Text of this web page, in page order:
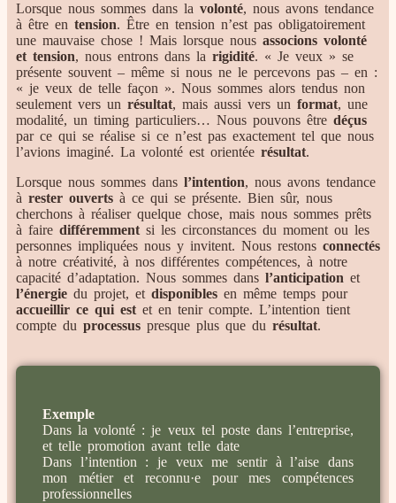
Lorsque nous sommes dans la volonté, nous avons tendance
à être en tension. Être en tension n’est pas obligatoirement
une mauvaise chose ! Mais lorsque nous associons volonté
et tension, nous entrons dans la rigidité. « Je veux » se
présente souvent – même si nous ne le percevons pas – en :
« je veux de telle façon ». Nous sommes alors tendus non
seulement vers un résultat, mais aussi vers un format, une
modalité, un timing particuliers… Nous pouvons être déçus
par ce qui se réalise si ce n’est pas exactement tel que nous
l’avions imaginé. La volonté est orientée résultat.
Lorsque nous sommes dans l’intention, nous avons tendance
à rester ouverts à ce qui se présente. Bien sûr, nous
cherchons à réaliser quelque chose, mais nous sommes prêts
à faire différemment si les circonstances du moment ou les
personnes impliquées nous y invitent. Nous restons connectés
à notre créativité, à nos différentes compétences, à notre
capacité d’adaptation. Nous sommes dans l’anticipation et
l’énergie du projet, et disponibles en même temps pour
accueillir ce qui est et en tenir compte. L’intention tient
compte du processus presque plus que du résultat.
Exemple
Dans la volonté : je veux tel poste dans l’entreprise,
et telle promotion avant telle date
Dans l’intention : je veux me sentir à l’aise dans
mon métier et reconnu·e pour mes compétences
professionnelles